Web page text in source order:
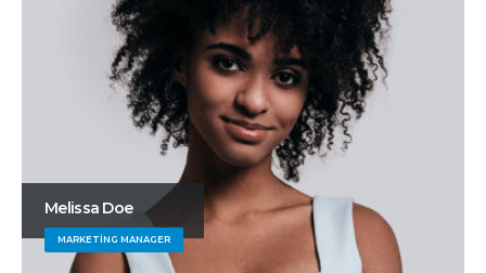
Melissa Doe
MARKETING MANAGER